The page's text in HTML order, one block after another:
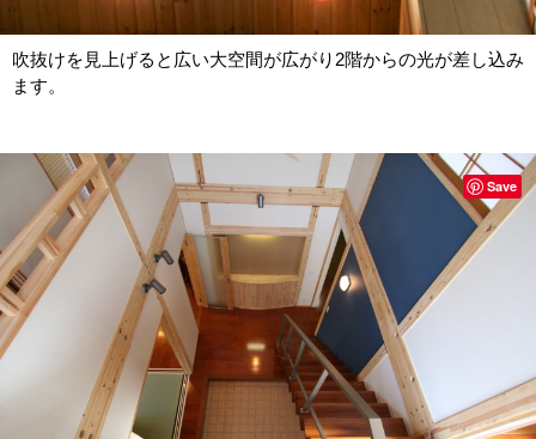
吹抜けを見上げると広い大空間が広がり2階からの光が差し込み
ます。
Save